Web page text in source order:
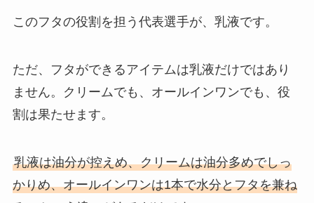
このフタの役割を担う代表選手が、乳液です。
ただ、フタができるアイテムは乳液だけではあり
ません。クリームでも、オールインワンでも、役
割は果たせます。
乳液は油分が控えめ、クリームは油分多めでしっ
かりめ、オールインワンは1本で水分とフタを兼ね